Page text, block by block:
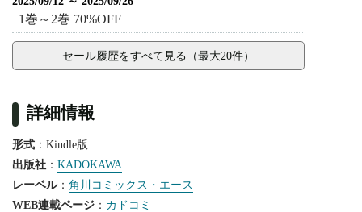
1巻～2巻 70%OFF
セール履歴をすべて見る（最大20件）
詳細情報
形式 ：Kindle版
出版社 ： KADOKAWA
レーベル： 角川コミックス・エース
WEB連載ページ ： カドコミ